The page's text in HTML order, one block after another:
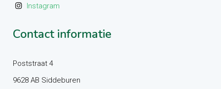
Instagram
Contact informatie
Poststraat 4
9628 AB Siddeburen